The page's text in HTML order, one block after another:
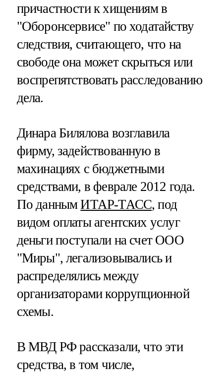
причастности к хищениям в
"Оборонсервисе" по ходатайству
следствия, считающего, что на
свободе она может скрыться или
воспрепятствовать расследованию
дела.
Динара Билялова возглавила
фирму, задействованную в
махинациях с бюджетными
средствами, в феврале 2012 года.
По даннымИТАР-ТАСС, под
видом оплаты агентских услуг
деньги поступали на счет ООО
"Миры", легализовывались и
распределялись между
организаторами коррупционной
схемы.
В МВД РФ рассказали, что эти
средства, в том числе,